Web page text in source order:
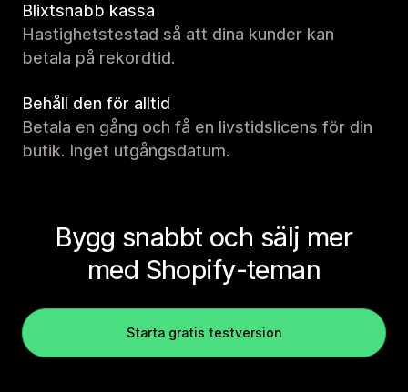
Blixtsnabb kassa
Hastighetstestad så att dina kunder kan
betala på rekordtid.
Behåll den för alltid
Betala en gång och få en livstidslicens för din
butik. Inget utgångsdatum.
Bygg snabbt och sälj mer
med Shopify-teman
Starta gratis testversion